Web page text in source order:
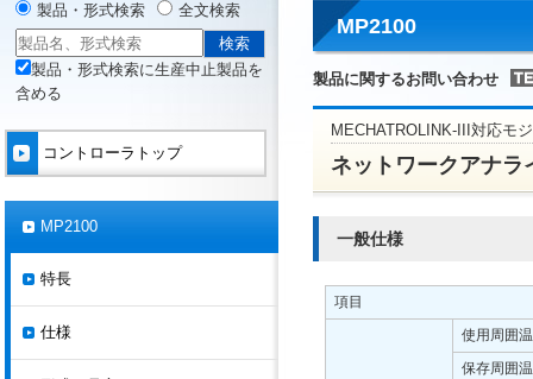
MP2100
製品に関するお問い合わせ
MECHATROLINK-III対応モ
ネットワークアナラ
一般仕様
項目
使用周囲
保存周囲
製品・形式検索 全文検索
製品・形式検索に生産中止製品を
含める
コントローラトップ
MP2100
特長
仕様